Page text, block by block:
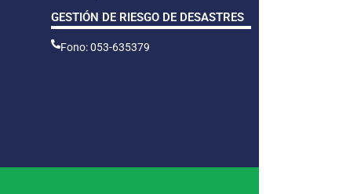
GESTIÓN DE RIESGO DE DESASTRES
Fono: 053-635379